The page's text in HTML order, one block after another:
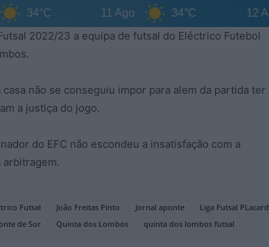
34°C 11 Ago 34°C 12 Ago
2022/23 a equipa de futsal do Eléctrico Futebol
não se conseguiu impor para alem da partida ter
a justiça do jogo.
do EFC não escondeu a insatisfação com a
arbitragem.
Futsal João Freitas Pinto Jornal aponte
Liga Futsal PLacard
de Sor Quinta dos Lombos quinta dos lombos futsal